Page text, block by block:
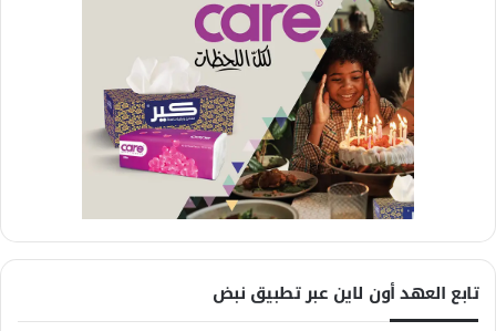
تابع العهد أون لاين عبر تطبيق نبض